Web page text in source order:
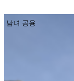
남녀 공용